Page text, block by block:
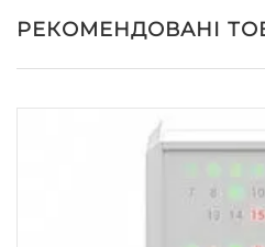
РЕКОМЕНДОВАНІ